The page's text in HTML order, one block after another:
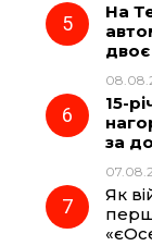
На
двоє
15-
за
Як